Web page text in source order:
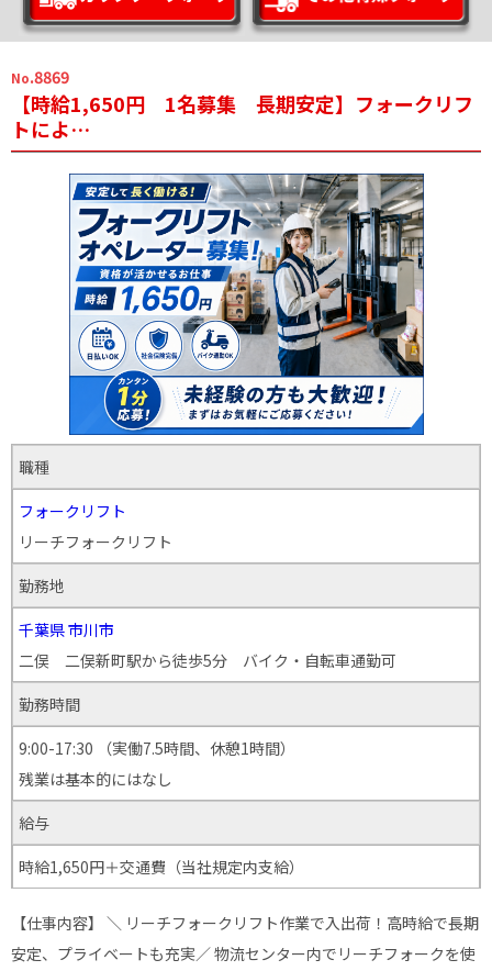
No.8869
【時給1,650円 1名募集 長期安定】フォークリフ
トによ…
職種
フォークリフト
リーチフォークリフト
勤務地
千葉県市川市
二俣 二俣新町駅から徒歩5分 バイク・自転車通勤可
勤務時間
9:00-17:30 （実働7.5時間、休憩1時間）
残業は基本的にはなし
給与
時給1,650円＋交通費（当社規定内支給）
【仕事内容】 ＼ リーチフォークリフト作業で入出荷！高時給で長期
安定、プライベートも充実／ 物流センター内でリーチフォークを使